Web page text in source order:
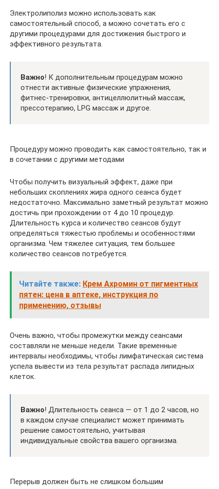
Электролиполиз можно использовать как
самостоятельный способ, а можно сочетать его с
другими процедурами для достижения быстрого и
эффективного результата.
Важно! К дополнительным процедурам можно
отнести активные физические упражнения,
фитнес-тренировки, антицеллюлитный массаж,
прессотерапию, LPG массаж и другое.
Процедуру можно проводить как самостоятельно, так и
в сочетании с другими методами
Чтобы получить визуальный эффект, даже при
небольших скоплениях жира одного сеанса будет
недостаточно. Максимально заметный результат можно
достичь при прохождении от 4 до 10 процедур.
Длительность курса и количество сеансов будут
определяться тяжестью проблемы и особенностями
организма. Чем тяжелее ситуация, тем большее
количество сеансов потребуется.
Читайте также: Крем Ахромин от пигментных
пятен: цена в аптеке, инструкция по
применению, отзывы
Очень важно, чтобы промежутки между сеансами
составляли не меньше недели. Такие временные
интервалы необходимы, чтобы лимфатическая система
успела вывести из тела результат распада липидных
клеток.
Важно! Длительность сеанса — от 1 до 2 часов, но
в каждом случае специалист может принимать
решение самостоятельно, учитывая
индивидуальные свойства вашего организма.
Перерыв должен быть не слишком большим